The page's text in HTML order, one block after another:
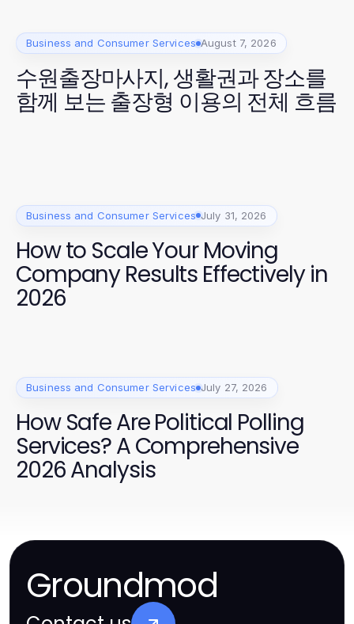
Business and Consumer Services August 7, 2026
수원출장마사지, 생활권과 장소를
함께 보는 출장형 이용의 전체 흐름
Business and Consumer Services July 31, 2026
How to Scale Your Moving
Company Results Effectively in
2026
Business and Consumer Services July 27, 2026
How Safe Are Political Polling
Services? A Comprehensive
2026 Analysis
Groundmod